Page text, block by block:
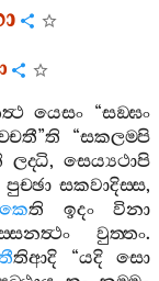
යෙසං “සඞ‍්ඝං
”ති “සකලම‍්පි
ලද‍්ධි, සෙය්‍යථාපි
පුච‍්ඡා සකවාදිස‍්ස,
ති ඉදං
විනා
වුත‍්තං.
තිආදි “යදි
සො